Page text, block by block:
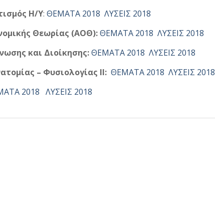
Η/Υ: ΘΕΜΑΤΑ 2018 ΛΥΣΕΙΣ 2018
Θεωρίας (ΑΟΘ):ΘΕΜΑΤΑ 2018 ΛΥΣΕΙΣ 2018
και Διοίκησης:ΘΕΜΑΤΑ 2018 ΛΥΣΕΙΣ 2018
– Φυσιολογίας ΙΙ: ΘΕΜΑΤΑ 2018 ΛΥΣΕΙΣ 2018
2018 ΛΥΣΕΙΣ 2018